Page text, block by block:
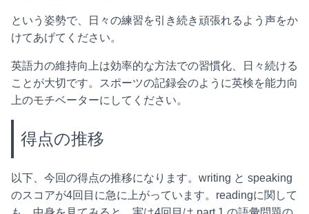
という姿勢で、日々の練習を引き続き頑張れるよう声をか
けてあげてください。
英語力の維持向上は効率的な方法での習慣化、日々続ける
ことが大切です。スポーツの記録会のように英検を能力向
上のモチベーターにしてください。
得点の推移
以下、今回の得点の推移になります。writing と speaking
のスコアが4回目に急に上がっています。readingに関して